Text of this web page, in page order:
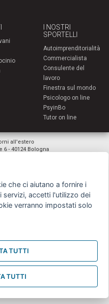
I NOSTRI
SPORTELLI
Autoimprenditorialità
Commercialista
Consulente del
lavoro
Finestra sul mondo
Psicologo on line
PsyinBo
Tutor on line
all'estero
6 - 40124 Bologna
che ci aiutano a fornire i
servizi, accetti l'utilizzo dei
verranno impostati solo
TUTTI
TUTTI